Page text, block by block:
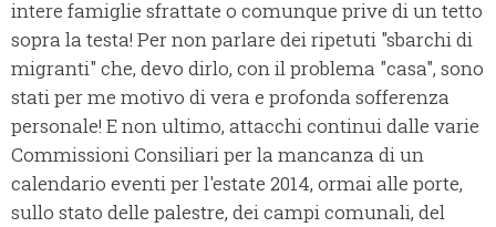
intere famiglie sfrattate o comunque prive di un tetto
sopra la testa! Per non parlare dei ripetuti "sbarchi di
migranti" che, devo dirlo, con il problema "casa", sono
stati per me motivo di vera e profonda sofferenza
personale! E non ultimo, attacchi continui dalle varie
Commissioni Consiliari per la mancanza di un
calendario eventi per l'estate 2014, ormai alle porte,
sullo stato delle palestre, dei campi comunali, del